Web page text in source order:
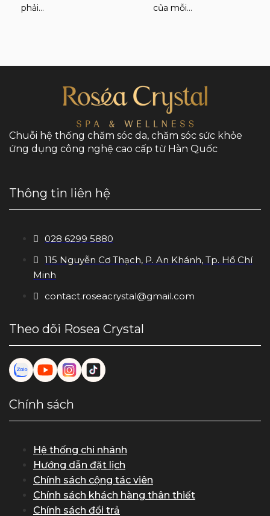
phải…
của mỗi…
Chuỗi hệ thống chăm sóc da, chăm sóc sức khỏe
ứng dụng công nghệ cao cấp từ Hàn Quốc
Thông tin liên hệ
028 6299 5880
115 Nguyễn Cơ Thạch, P. An Khánh, Tp. Hồ Chí
Minh
contact.roseacrystal@gmail.com
Theo dõi Rosea Crystal
Chính sách
Hệ thống chi nhánh
Hướng dẫn đặt lịch
Chính sách cộng tác viên
Chính sách khách hàng thân thiết
Chính sách đổi trả